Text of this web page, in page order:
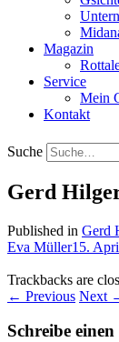
Magazin
Service
Mein
Kontakt
Suche
Gerd
Published in Gerd
Eva Müller15.
Trackbacks are
← Previous Next
Schreibe